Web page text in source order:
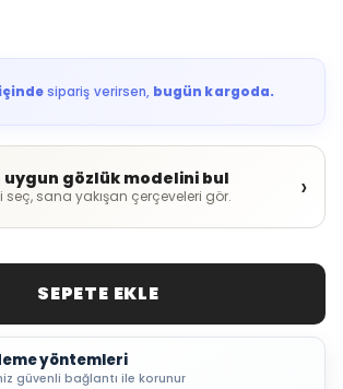
içindesipariş verirsen, bugün kargoda.
uygun gözlük modelini bul
seç, sana yakışan çerçeveleri gör. ›
SEPETE EKLE
yöntemleri
güvenli bağlantı ile korunur